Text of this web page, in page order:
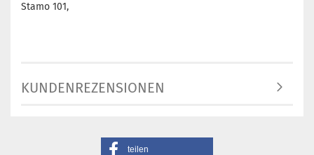
Stamo 101,
KUNDENREZENSIONEN
teilen